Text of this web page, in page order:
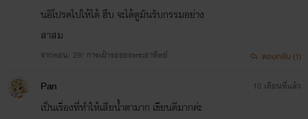
นิยายเรื่องนี้เป็นนิยาย ชายxชาย คนอ่านที่รักโปรดทำความ
เข้าใจก่อนเข้ามาอ่านเน้อ
นอิโปรดไปให้ได้ ฮึบ จะได้ดูมันรับกรรมอย่าง
สาสม
จากตอน: 29/ การเฝ้ารอของพระอาทิตย์ ตอบกลับ (1)
Pan
เป็นเรื่องที่ทำให้เสียน้ำตามาก เขียนดีมากค่ะ
10 เดือนที่แล้ว